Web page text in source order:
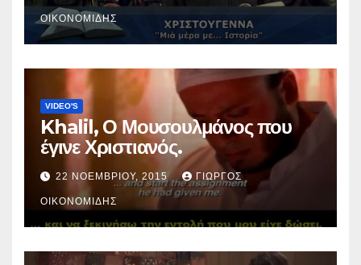
ΟΙΚΟΝΟΜΊΔΗΣ
VIDEO'S
Khalil, Ο Μουσουλμάνος που
έγινε Χριστιανός.
22 ΝΟΕΜΒΡΊΟΥ, 2015 ΓΙΏΡΓΟΣ
ΟΙΚΟΝΟΜΊΔΗΣ